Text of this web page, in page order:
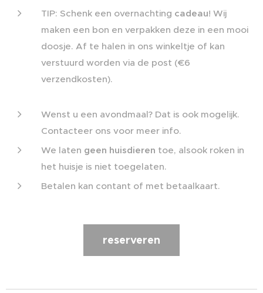
TIP: Schenk een overnachting cadeau! Wij
maken een bon en verpakken deze in een mooi
doosje. Af te halen in ons winkeltje of kan
verstuurd worden via de post (€6
verzendkosten).
Wenst u een avondmaal? Dat is ook mogelijk.
Contacteer ons voor meer info.
We laten geen huisdieren toe, alsook roken in
het huisje is niet toegelaten.
Betalen kan contant of met betaalkaart.
reserveren